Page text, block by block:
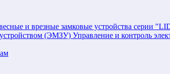
и врезные замковые устройства серии
Управление и контроль